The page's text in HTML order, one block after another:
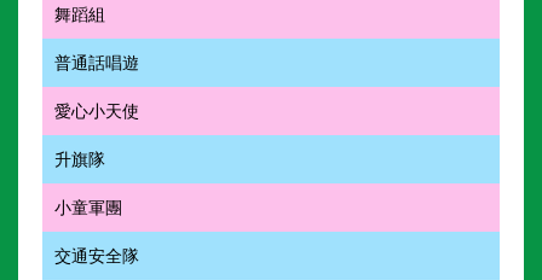
舞蹈組
普通話唱遊
愛心小天使
升旗隊
小童軍團
交通安全隊